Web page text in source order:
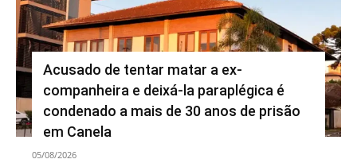
Acusado de tentar matar a ex-
companheira e deixá-la paraplégica é
condenado a mais de 30 anos de prisão
em Canela
05/08/2026